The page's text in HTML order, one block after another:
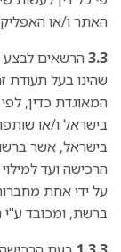
האתר ו/או האפליקציה
3.3הרשאים לבצע
המאוגדת כדין,
בישראל ו/או
בישראל, אשר
הרכישה ועד
על ידי אחת
ברשת, ומכובד